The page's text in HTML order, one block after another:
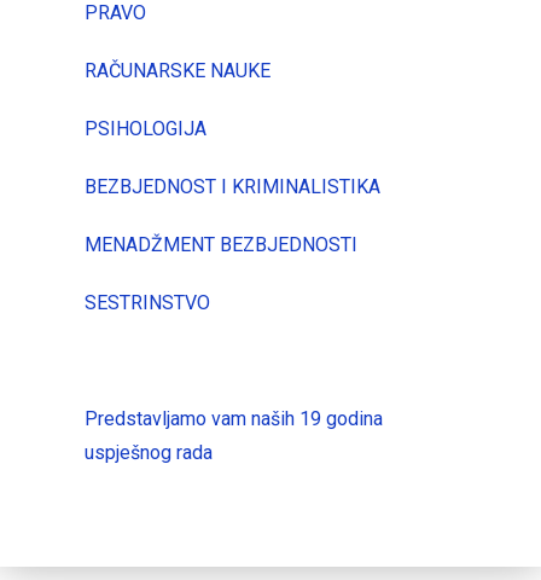
PRAVO
RAČUNARSKE NAUKE
PSIHOLOGIJA
BEZBJEDNOST I KRIMINALISTIKA
MENADŽMENT BEZBJEDNOSTI
SESTRINSTVO
Predstavljamo vam naših 19 godina
uspješnog rada